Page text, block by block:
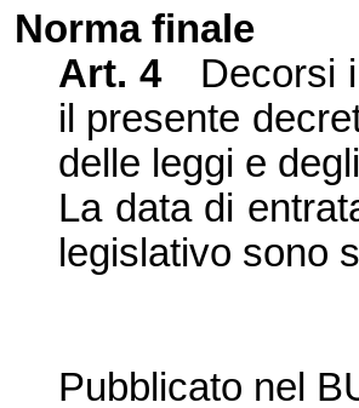
Norma finale
Art. 4
Decorsi
il presente
delle leggi e
La data di
legislativo sono
Pubblicato nel